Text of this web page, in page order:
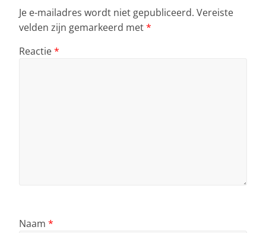
k
Je e-mailadres wordt niet gepubliceerd. Vereiste
velden zijn gemarkeerd met*
Reactie*
Naam *